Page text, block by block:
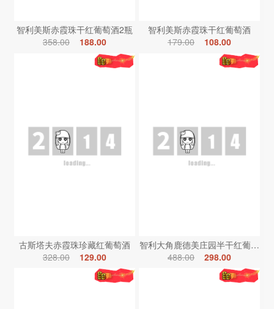
智利美斯赤霞珠干红葡萄酒2瓶
358.00
188.00
智利美斯赤霞珠干红葡萄酒
179.00
108.00
古斯塔夫赤霞珠珍藏红葡萄酒
328.00
129.00
智利大角鹿德美庄园半干红葡萄酒
488.00
298.00